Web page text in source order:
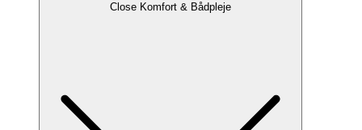
Close Komfort & Bådpleje